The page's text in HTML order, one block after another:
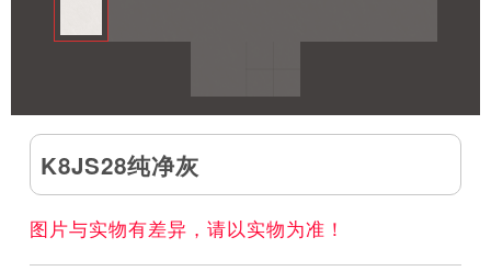
K8JS28纯净灰
图片与实物有差异，请以实物为准！